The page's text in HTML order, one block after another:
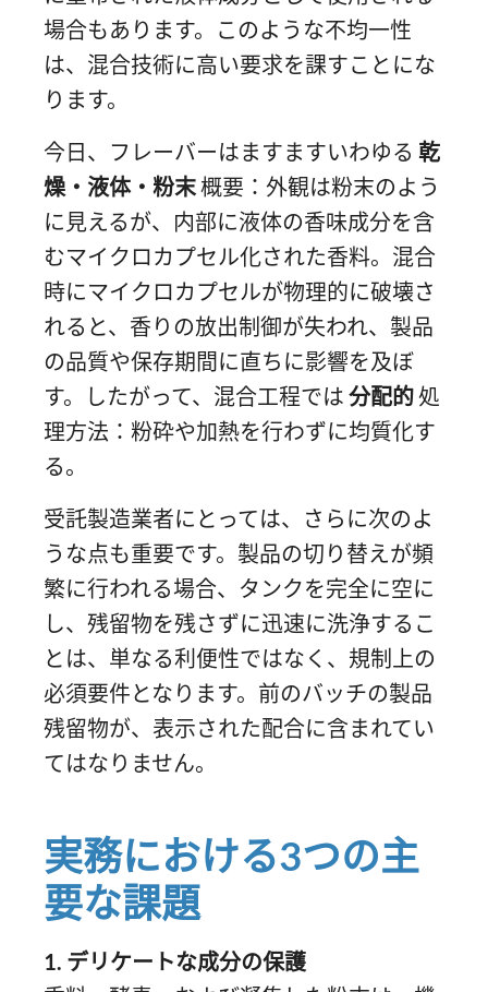
場合もあります。このような不均一性
は、混合技術に高い要求を課すことにな
ります。
今日、フレーバーはますますいわゆる 乾
燥・液体・粉末概要：外観は粉末のよう
に見えるが、内部に液体の香味成分を含
むマイクロカプセル化された香料。混合
時にマイクロカプセルが物理的に破壊さ
れると、香りの放出制御が失われ、製品
の品質や保存期間に直ちに影響を及ぼ
す。したがって、混合工程では 分配的処
理方法：粉砕や加熱を行わずに均質化す
る。
受託製造業者にとっては、さらに次のよ
うな点も重要です。製品の切り替えが頻
繁に行われる場合、タンクを完全に空に
し、残留物を残さずに迅速に洗浄するこ
とは、単なる利便性ではなく、規制上の
必須要件となります。前のバッチの製品
残留物が、表示された配合に含まれてい
てはなりません。
実務における3つの主
要な課題
1. デリケートな成分の保護